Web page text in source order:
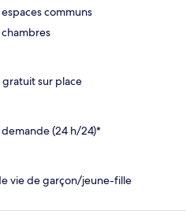
communs
gratuit sur place
(24 h/24)*
vie de garçon/jeune-fille